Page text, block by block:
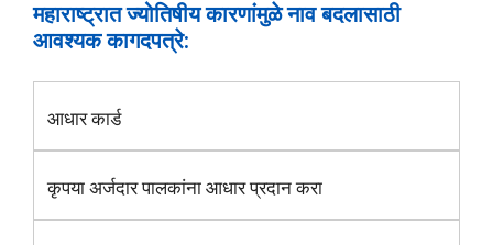
महाराष्ट्रात ज्योतिषीय कारणांमुळे नाव बदलासाठी
आवश्यक कागदपत्रे:
आधार कार्ड
कृपया अर्जदार पालकांना आधार प्रदान करा